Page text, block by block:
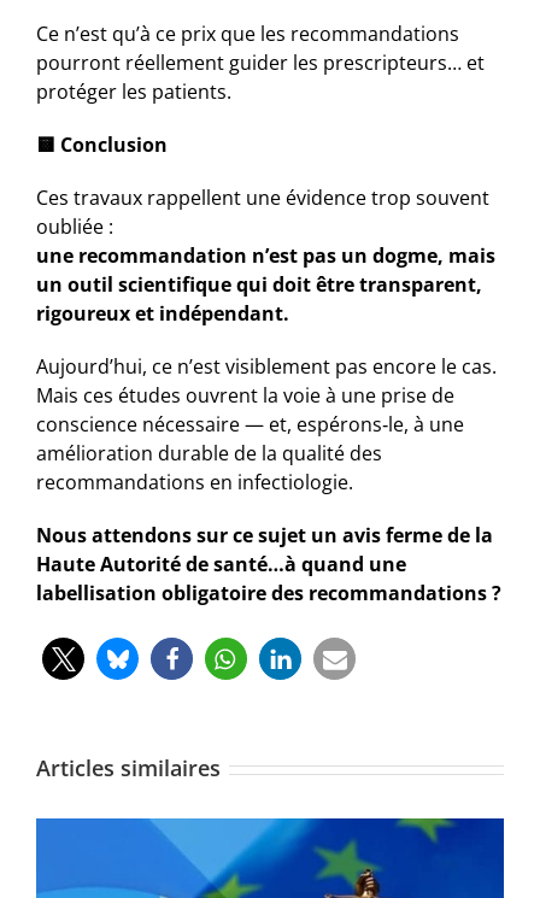
Ce n’est qu’à ce prix que les recommandations
pourront réellement guider les prescripteurs… et
protéger les patients.
🟨 Conclusion
Ces travaux rappellent une évidence trop souvent
oubliée :
une recommandation n’est pas un dogme, mais
un outil scientifique qui doit être transparent,
rigoureux et indépendant.
Aujourd’hui, ce n’est visiblement pas encore le cas.
Mais ces études ouvrent la voie à une prise de
conscience nécessaire — et, espérons‑le, à une
amélioration durable de la qualité des
recommandations en infectiologie.
Nous attendons sur ce sujet un avis ferme de la
Haute Autorité de santé…à quand une
labellisation obligatoire des recommandations ?
Articles similaires